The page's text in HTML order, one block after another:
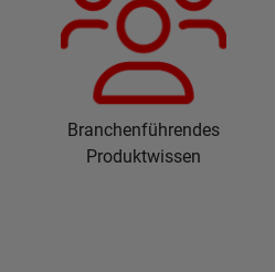
Branchenführendes
Produktwissen